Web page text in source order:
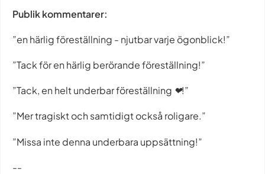
Publik kommentarer:
”en härlig föreställning - njutbar varje ögonblick!”
”Tack för en härlig berörande föreställning!”
”Tack, en helt underbar föreställning ❤!”
”Mer tragiskt och samtidigt också roligare.”
”Missa inte denna underbara uppsättning!”
--